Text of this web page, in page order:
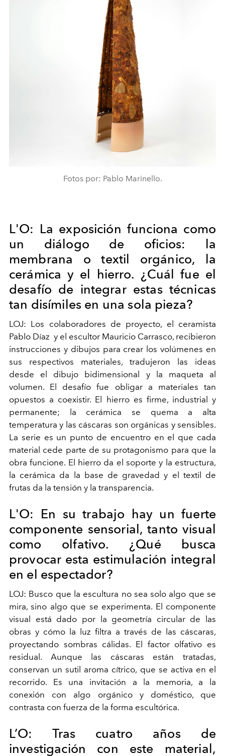
Fotos por: Pablo Marinello.
L'O: La exposición funciona como
un diálogo de oficios: la
membrana o textil orgánico, la
cerámica y el hierro. ¿Cuál fue el
desafío de integrar estas técnicas
tan disímiles en una sola pieza?
LOJ: Los colaboradores de proyecto, el ceramista
Pablo Díaz y el escultor Mauricio Carrasco, recibieron
instrucciones y dibujos para crear los volúmenes en
sus respectivos materiales, tradujeron las ideas
desde el dibujo bidimensional y la maqueta al
volumen. El desafío fue obligar a materiales tan
opuestos a coexistir. El hierro es firme, industrial y
permanente; la cerámica se quema
a alta
temperatura y las cáscaras son orgánicas y sensibles.
La serie es un punto de encuentro en el que cada
material cede parte de su protagonismo para que la
obra funcione. El hierro da el soporte y la estructura,
la cerámica da la base de gravedad y el textil de
frutas da la tensión y la transparencia.
L'O: En su trabajo hay un fuerte
componente sensorial, tanto visual
como olfativo. ¿Qué busca
provocar esta estimulación integral
en el espectador?
LOJ: Busco que la escultura no sea solo algo que se
mira, sino algo que se experimenta. El componente
visual está dado por la geometría circular de las
obras y cómo la luz filtra a través de las cáscaras,
proyectando sombras cálidas. El factor olfativo es
residual. Aunque las cáscaras están tratadas,
conservan un sutil aroma cítrico, que se activa en el
recorrido. Es una invitación a la memoria, a la
conexión con algo orgánico y doméstico, que
contrasta con fuerza de la forma escultórica.
L’O: Tras cuatro años de
investigación con este material,